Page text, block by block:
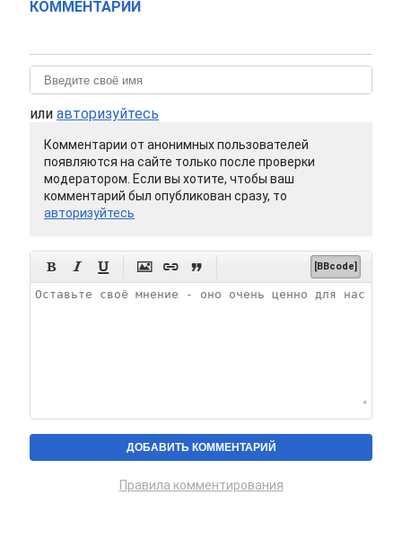
КОММЕНТАРИИ
или авторизуйтесь
Комментарии от анонимных пользователей
появляются на сайте только после проверки
модератором. Если вы хотите, чтобы ваш
комментарий был опубликован сразу, то
авторизуйтесь
      [BBcode]
Правила комментирования